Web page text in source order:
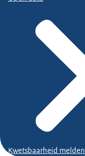
Kwetsbaarheid melden